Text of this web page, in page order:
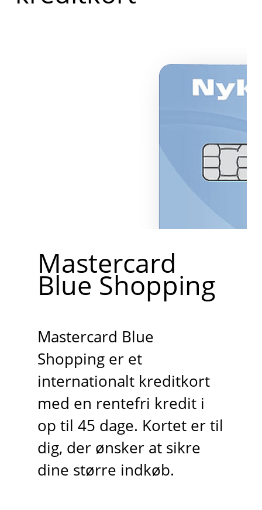
Mastercard
Blue Shopping
Mastercard Blue
Shopping er et
internationalt kreditkort
med en rentefri kredit i
op til 45 dage. Kortet er til
dig, der ønsker at sikre
dine større indkøb.